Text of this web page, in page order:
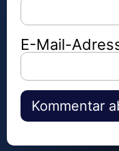
E-Mail-
Alternative: